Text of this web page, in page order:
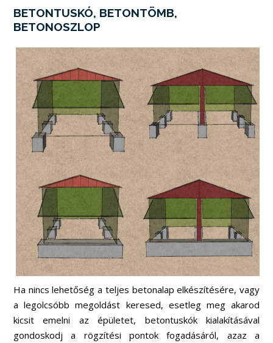
BETONTUSKÓ, BETONTÖMB,
BETONOSZLOP
Ha nincs lehetőség a teljes betonalap elkészítésére, vagy
a legolcsóbb megoldást keresed, esetleg meg akarod
kicsit emelni az épületet, betontuskók kialakításával
gondoskodj a rögzítési pontok fogadásáról, azaz a